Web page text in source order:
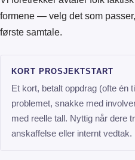
formene — velg det som
første samtale.
KORT PROSJEKTSTART
Et kort, betalt oppdrag (ofte én
problemet, snakke med
med reelle tall. Nyttig når dere
anskaffelse eller internt vedtak.